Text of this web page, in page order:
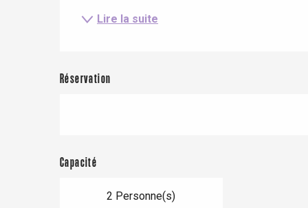
Lire la suite
Réservation
Capacité
2 Personne(s)